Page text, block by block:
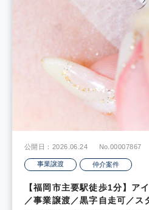
公開日：2026.06.24 No.00007867
事業譲渡 仲介案件
【福岡市主要駅徒歩1分】ア
／事業譲渡／黒字自走可／ス